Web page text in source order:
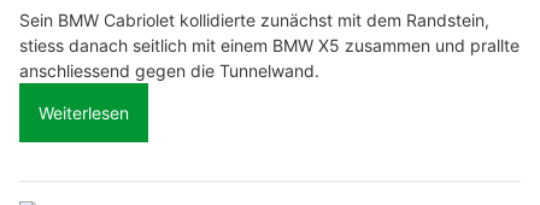
Sein BMW Cabriolet kollidierte zunächst mit dem Randstein,
stiess danach seitlich mit einem BMW X5 zusammen und prallte
anschliessend gegen die Tunnelwand.
Weiterlesen